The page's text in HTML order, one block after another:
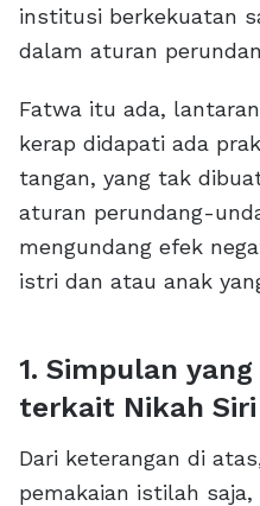
institusi berkekuatan
dalam aturan
Fatwa itu ada,
kerap didapati ada
tangan, yang tak
aturan perundang-
mengundang efek
istri dan atau anak
1. Simpulan
terkait Nikah Siri
Dari keterangan di
pemakaian istilah